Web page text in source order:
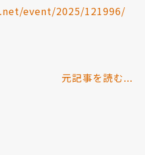
event/2025/121996/
元記事を読む...